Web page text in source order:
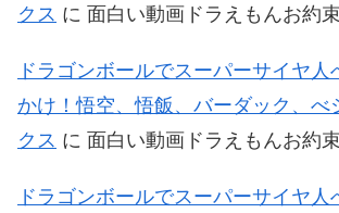
クス に 面白い動画ドラえもんお約
ドラゴンボールでスーパーサイヤ人
かけ！悟空、悟飯、バーダック、べ
クス に 面白い動画ドラえもんお約
ドラゴンボールでスーパーサイヤ人